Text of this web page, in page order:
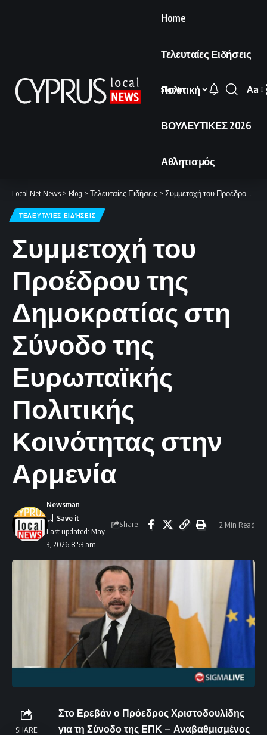
Home
Τελευταίες Ειδήσεις
Πολιτική
ΒΟΥΛΕΥΤΙΚΕΣ 2026
Αθλητισμός
Sign In
Font
Aa
Local Net News > Blog > Τελευταίες Ειδήσεις > Συμμετοχή του Προέδρου της Δημοκρατίας στη Σύνοδο της Ευρωπαϊκής Πολιτικής Κοινότητας στην Αρμενία
ΤΕΛΕΥΤΑΊΕΣ ΕΙΔΉΣΕΙΣ
Συμμετοχή του
Προέδρου της
Δημοκρατίας στη
Σύνοδο της
Ευρωπαϊκής
Πολιτικής
Κοινότητας στην
Αρμενία
Last updated: May
3, 2026 8:53 am
Newsman
Share 2 Min Read
SHARE
Στο Ερεβάν ο Πρόεδρος Χριστοδουλίδης
για τη Σύνοδο της ΕΠΚ – Αναβαθμισμένος